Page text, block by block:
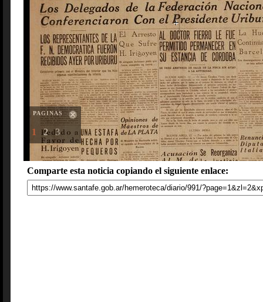
PAGINAS
1 2 3
Comparte esta noticia copiando el siguiente enlace: